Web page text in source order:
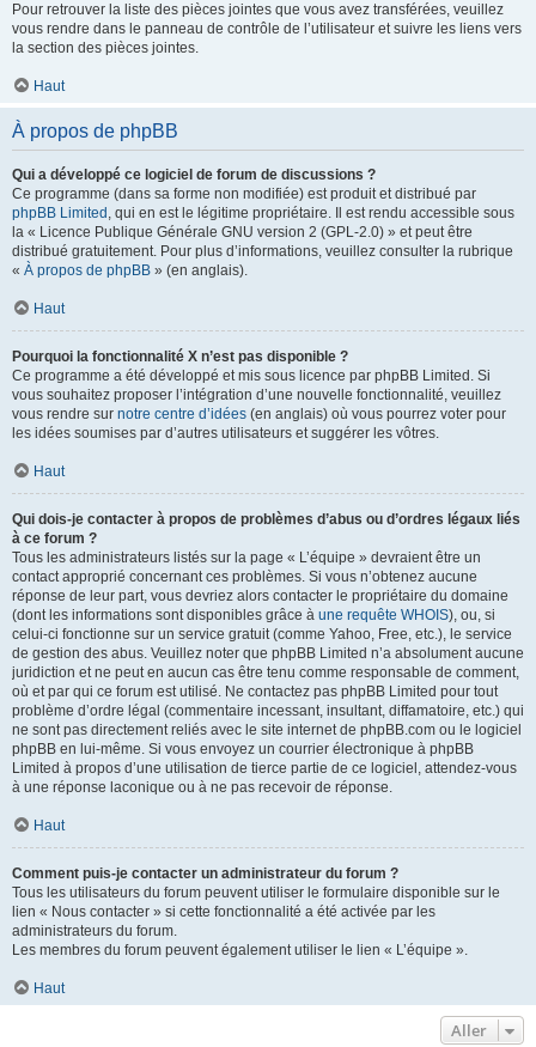
Pour retrouver la liste des pièces jointes que vous avez transférées, veuillez
vous rendre dans le panneau de contrôle de l’utilisateur et suivre les liens vers
la section des pièces jointes.
Haut
À propos de phpBB
Qui a développé ce logiciel de forum de discussions ?
Ce programme (dans sa forme non modifiée) est produit et distribué par
phpBB Limited , qui en est le légitime propriétaire. Il est rendu accessible sous
la « Licence Publique Générale GNU version 2 (GPL-2.0) » et peut être
distribué gratuitement. Pour plus d’informations, veuillez consulter la rubrique
« À propos de phpBB » (en anglais).
Haut
Pourquoi la fonctionnalité X n’est pas disponible ?
Ce programme a été développé et mis sous licence par phpBB Limited. Si
vous souhaitez proposer l’intégration d’une nouvelle fonctionnalité, veuillez
vous rendre sur notre centre d’idées (en anglais) où vous pourrez voter pour
les idées soumises par d’autres utilisateurs et suggérer les vôtres.
Haut
Qui dois-je contacter à propos de problèmes d’abus ou d’ordres légaux liés
à ce forum ?
Tous les administrateurs listés sur la page « L’équipe » devraient être un
contact approprié concernant ces problèmes. Si vous n’obtenez aucune
réponse de leur part, vous devriez alors contacter le propriétaire du domaine
(dont les informations sont disponibles grâce à une requête WHOIS), ou, si
celui-ci fonctionne sur un service gratuit (comme Yahoo, Free, etc.), le service
de gestion des abus. Veuillez noter que phpBB Limited n’a absolument aucune
juridiction et ne peut en aucun cas être tenu comme responsable de comment,
où et par qui ce forum est utilisé. Ne contactez pas phpBB Limited pour tout
problème d’ordre légal (commentaire incessant, insultant, diffamatoire, etc.) qui
ne sont pas directement reliés avec le site internet de phpBB.com ou le logiciel
phpBB en lui-même. Si vous envoyez un courrier électronique à phpBB
Limited à propos d’une utilisation de tierce partie de ce logiciel, attendez-vous
à une réponse laconique ou à ne pas recevoir de réponse.
Haut
Comment puis-je contacter un administrateur du forum ?
Tous les utilisateurs du forum peuvent utiliser le formulaire disponible sur le
lien « Nous contacter » si cette fonctionnalité a été activée par les
administrateurs du forum.
Les membres du forum peuvent également utiliser le lien « L’équipe ».
Haut
Aller